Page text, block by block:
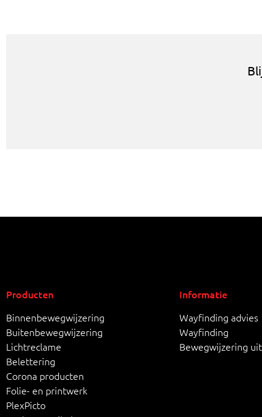
Producten
Binnenbewegwijzering
Buitenbewegwijzering
Lichtreclame
Belettering
Corona producten
Folie- en printwerk
PlexPicto
Informatie
Wayfinding advies
Wayfinding
Bewegwijzering